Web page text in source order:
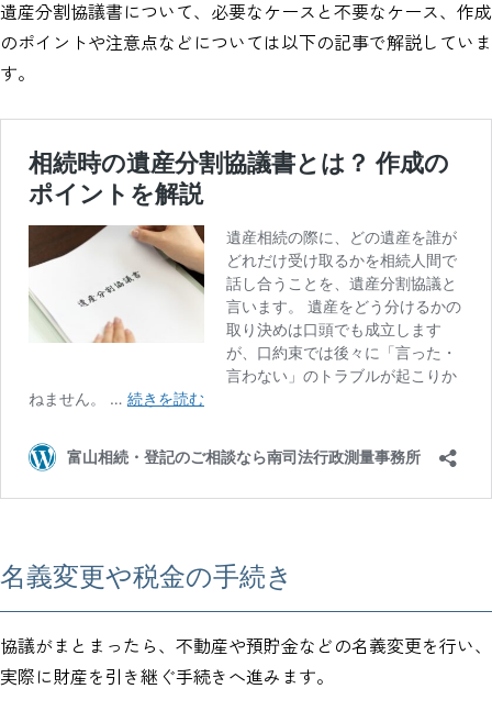
遺産分割協議書について、必要なケースと不要なケース、作成
のポイントや注意点などについては以下の記事で解説していま
す。
名義変更や税金の手続き
協議がまとまったら、不動産や預貯金などの名義変更を行い、
実際に財産を引き継ぐ手続きへ進みます。